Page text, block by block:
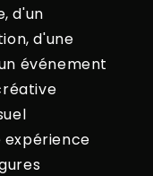
d'un
d'une
événement
expérience